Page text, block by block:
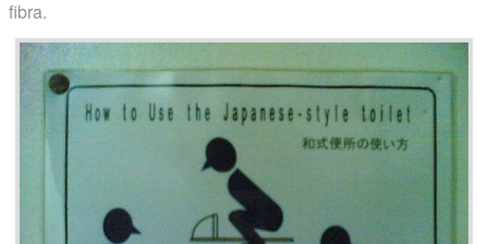
fibra.